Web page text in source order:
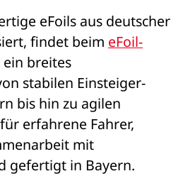
eFoils aus deutscher
findet beim eFoil-
ein breites
stabilen Einsteiger-
bis hin zu agilen
ür erfahrene Fahrer,
mit
gefertigt in Bayern.